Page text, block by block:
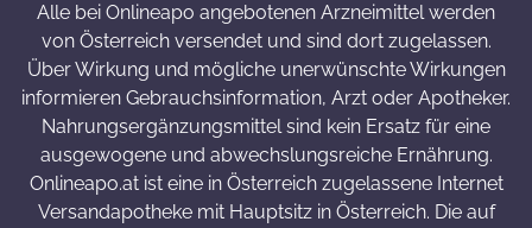
Alle bei Onlineapo angebotenen Arzneimittel werden
von Österreich versendet und sind dort zugelassen.
Über Wirkung und mögliche unerwünschte Wirkungen
informieren Gebrauchsinformation, Arzt oder Apotheker.
Nahrungsergänzungsmittel sind kein Ersatz für eine
ausgewogene und abwechslungsreiche Ernährung.
Onlineapo.at ist eine in Österreich zugelassene Internet
Versandapotheke mit Hauptsitz in Österreich. Die auf